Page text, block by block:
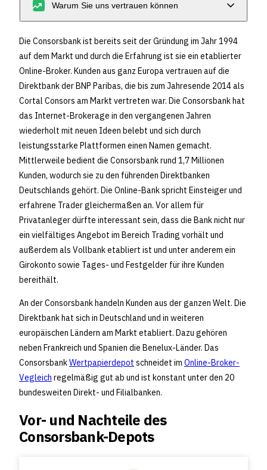
Warum Sie uns vertrauen können
Die Consorsbank ist bereits seit der Gründung im Jahr 1994
auf dem Markt und durch die Erfahrung ist sie ein etablierter
Online-Broker. Kunden aus ganz Europa vertrauen auf die
Direktbank der BNP Paribas, die bis zum Jahresende 2014 als
Cortal Consors am Markt vertreten war. Die Consorsbank hat
das Internet-Brokerage in den vergangenen Jahren
wiederholt mit neuen Ideen belebt und sich durch
leistungsstarke Plattformen einen Namen gemacht.
Mittlerweile bedient die Consorsbank rund 1,7 Millionen
Kunden, wodurch sie zu den führenden Direktbanken
Deutschlands gehört. Die Online-Bank spricht Einsteiger und
erfahrene Trader gleichermaßen an. Vor allem für
Privatanleger dürfte interessant sein, dass die Bank nicht nur
ein vielfältiges Angebot im Bereich Trading vorhält und
außerdem als Vollbank etabliert ist und unter anderem ein
Girokonto sowie Tages- und Festgelder für ihre Kunden
bereithält.
An der Consorsbank handeln Kunden aus der ganzen Welt. Die
Direktbank hat sich in Deutschland und in weiteren
europäischen Ländern am Markt etabliert. Dazu gehören
neben Frankreich und Spanien die Benelux-Länder. Das
ConsorsbankWertpapierdepot schneidet im Online-Broker-
Vegleich regelmäßig gut ab und ist konstant unter den 20
bundesweiten Direkt- und Filialbanken.
Vor- und Nachteile des
Consorsbank-Depots